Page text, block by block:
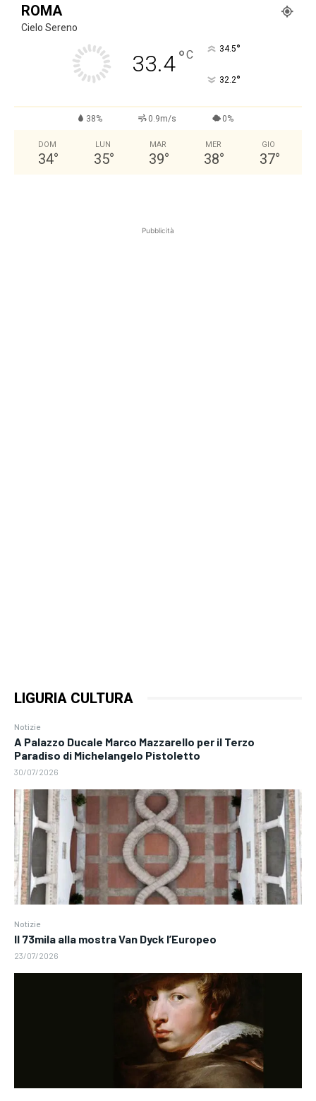
ROMA
Cielo Sereno
33.4°C 34.5°
32.2°
38% 0.9m/s 0%
DOM
34°
LUN
35°
MAR
39°
MER
38°
GIO
37°
Pubblicità
LIGURIA CULTURA
Notizie
A Palazzo Ducale Marco Mazzarello per il Terzo
Paradiso di Michelangelo Pistoletto
30/07/2026
Notizie
Il 73mila alla mostra Van Dyck l’Europeo
23/07/2026